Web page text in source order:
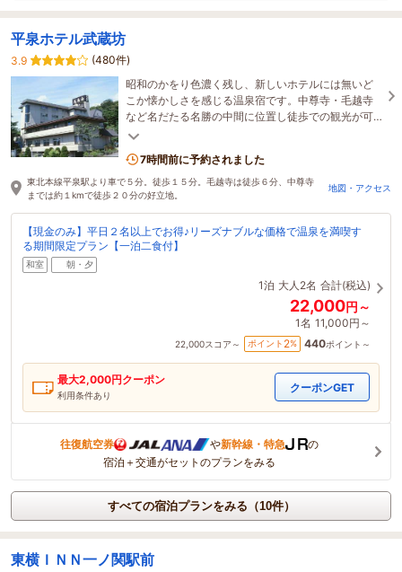
平泉ホテル武蔵坊
3.9
(480件)
昭和のかをり色濃く残し、新しいホテルには無いど
こか懐かしさを感じる温泉宿です。中尊寺・毛越寺
など名だたる名勝の中間に位置し徒歩での観光が可
能。平泉前沢ICより車で5分とアクセスも良い。
7時間前に予約されました
東北本線平泉駅より車で５分。徒歩１５分。毛越寺は徒歩６分、中尊寺
までは約１kmで徒歩２０分の好立地。
地図・アクセス
【現金のみ】平日２名以上でお得♪リーズナブルな価格で温泉を満喫す
る期間限定プラン【一泊二食付】
和室 朝・夕
1泊 大人2名 合計(税込)
22,000円～
1名 11,000円～
22,000スコア～ ポイント 2% 440ポイント～
最大2,000円クーポン
利用条件あり
クーポンGET
往復航空券 や新幹線・特急
の
宿泊＋交通がセットのプランをみる
すべての宿泊プランをみる（10件）
東横ＩＮＮ一ノ関駅前